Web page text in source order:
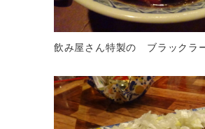
飲み屋さん特製の ブラックラ